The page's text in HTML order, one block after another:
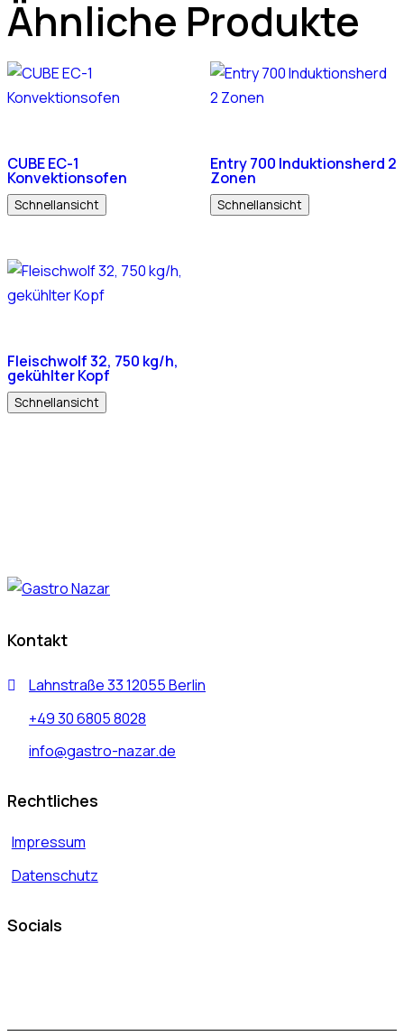
Ähnliche Produkte
CUBE EC-1
Konvektionsofen
Schnellansicht
Entry 700 Induktionsherd 2
Zonen
Schnellansicht
Fleischwolf 32, 750 kg/h,
gekühlter Kopf
Schnellansicht
Kontakt
Lahnstraße 33 12055 Berlin
+49 30 6805 8028
info@gastro-nazar.de
Rechtliches
Impressum
Datenschutz
Socials